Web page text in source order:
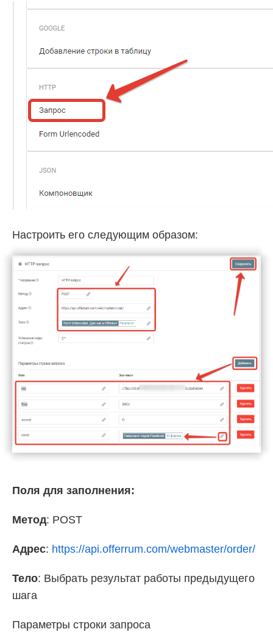
Настроить его следующим образом:
Поля для заполнения:
Метод: POST
Адрес: https://api.offerrum.com/webmaster/order/
Тело: Выбрать результат работы предыдущего
шага
Параметры строки запроса